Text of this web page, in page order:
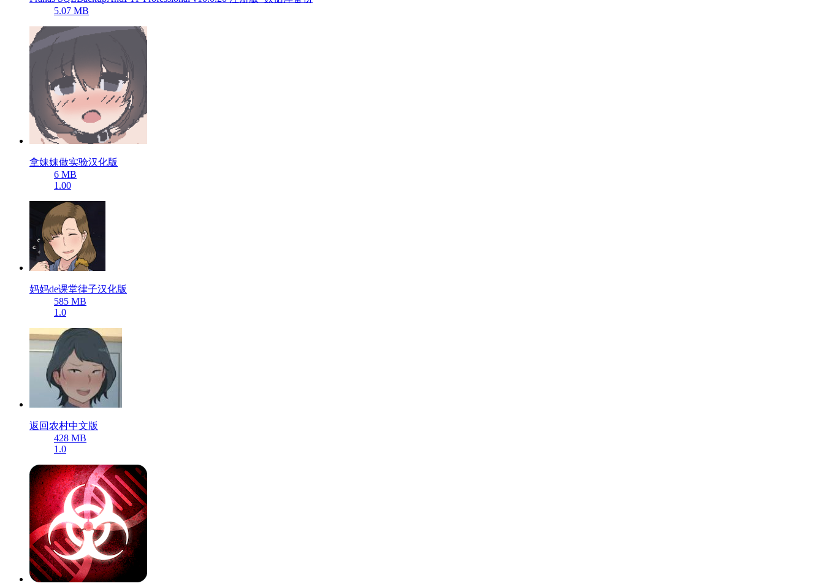
5.07 MB
拿妹妹做实验汉化版
6 MB
1.00
妈妈de课堂律子汉化版
585 MB
1.0
返回农村中文版
428 MB
1.0